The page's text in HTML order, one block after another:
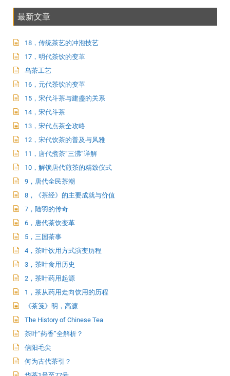
最新文章
18，传统茶艺的冲泡技艺
17，明代茶饮的变革
乌茶工艺
16，元代茶饮的变革
15，宋代斗茶与建盏的关系
14，宋代斗茶
13，宋代点茶全攻略
12，宋代饮茶的普及与风雅
11，唐代煮茶“三沸”详解
10，解锁唐代煎茶的精致仪式
9，唐代全民茶潮
8，《茶经》的主要成就与价值
7，陆羽的传奇
6，唐代茶饮变革
5，三国茶事
4，茶叶饮用方式演变历程
3，茶叶食用历史
2，茶叶药用起源
1，茶从药用走向饮用的历程
《茶笺》明，高濂
The History of Chinese Tea
茶叶“药香”全解析？
信阳毛尖
何为古代茶引？